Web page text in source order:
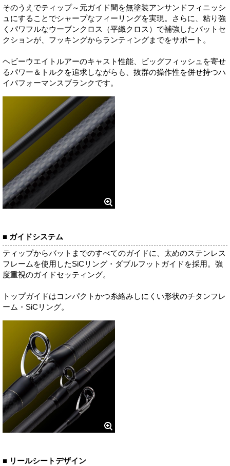
そのうえでティップ～元ガイド間を無塗装アンサンドフィニッシ
ュにすることでシャープなフィーリングを実現。さらに、粘り強
くパワフルなウーブンクロス（平織クロス）で補強したバットセ
クションが、フッキングからランティングまでをサポート。
ヘビーウエイトルアーのキャスト性能、ビッグフィッシュを寄せ
るパワー＆トルクを追求しながらも、抜群の操作性を併せ持つハ
イパフォーマンスブランクです。
■ ガイドシステム
ティップからバットまでのすべてのガイドに、太めのステンレス
フレームを使用したSiCリング・ダブルフットガイドを採用。強
度重視のガイドセッティング。
トップガイドはコンパクトかつ糸絡みしにくい形状のチタンフレ
ーム・SiCリング。
■ リールシートデザイン